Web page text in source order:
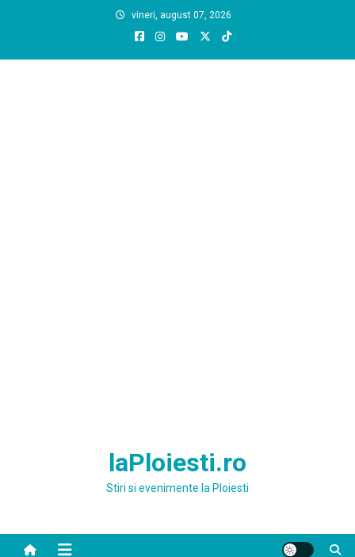
vineri, august 07, 2026
laPloiesti.ro
Stiri si evenimente la Ploiesti